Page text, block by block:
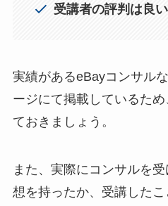
受講者の評判は良
実績があるeBayコンサル
ージにて掲載しているた
ておきましょう。
また、実際にコンサルを
想を持ったか、受講した